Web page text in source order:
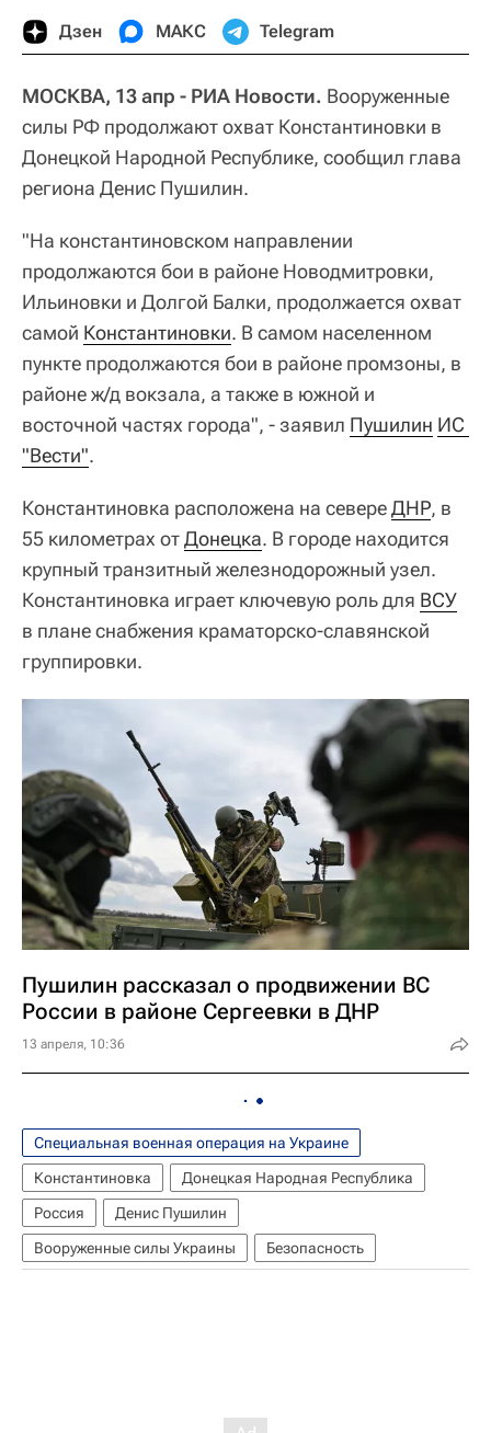
Дзен МАКС Telegram
МОСКВА, 13 апр - РИА Новости. Вооруженные
силы РФ продолжают охват Константиновки в
Донецкой Народной Республике, сообщил глава
региона Денис Пушилин.
"На константиновском направлении
продолжаются бои в районе Новодмитровки,
Ильиновки и Долгой Балки, продолжается охват
самой Константиновки. В самом населенном
пункте продолжаются бои в районе промзоны, в
районе ж/д вокзала, а также в южной и
восточной частях города", - заявил Пушилин ИС
"Вести".
Константиновка расположена на севереДНР, в
55 километрах отДонецка. В городе находится
крупный транзитный железнодорожный узел.
Константиновка играет ключевую роль для ВСУ
в плане снабжения краматорско-славянской
группировки.
Пушилин рассказал о продвижении ВС
России в районе Сергеевки в ДНР
13 апреля, 10:36
Специальная военная операция на Украине
Константиновка
Донецкая Народная Республика
Россия
Денис Пушилин
Вооруженные силы Украины
Безопасность